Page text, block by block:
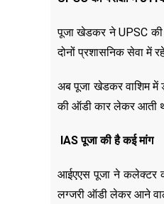
पूजा खेडकर ने UPSC की
दोनों प्रशासनिक सेवा में
अब पूजा खेडकर वाशिम में
की ऑडी कार लेकर आती
IAS पूजा की है कई मांग
आईएएस पूजा ने कलेक्टर
लग्जरी ऑडी लेकर आने